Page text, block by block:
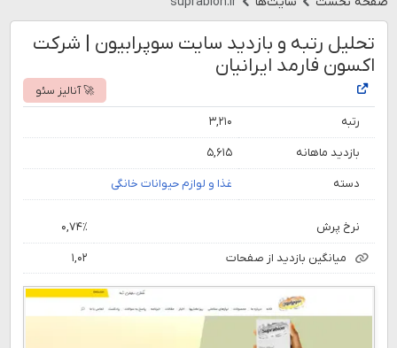
تحلیل رتبه و بازدید سایت سوپرابیون | شرکت
اکسون فارمد ایرانیان
🚀 آنالیز سئو
رتبه ۳,۲۱۰
بازدید ماهانه ۵,۶۱۵
دسته غذا و لوازم حیوانات خانگی
نرخ پرش ۰,۷۴٪
میانگین بازدید از صفحات ۱,۰۲